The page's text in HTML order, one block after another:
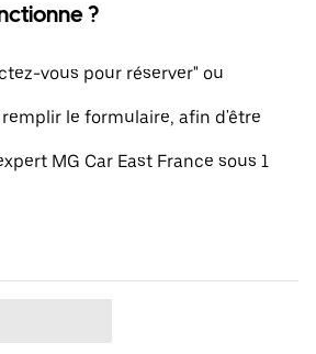
?
vous pour réserver" ou
le formulaire, afin d'être
MG Car East France sous 1